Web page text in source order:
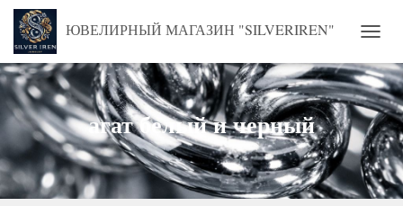
ЮВЕЛИРНЫЙ МАГАЗИН "SILVERIREN"
агат белый и черный